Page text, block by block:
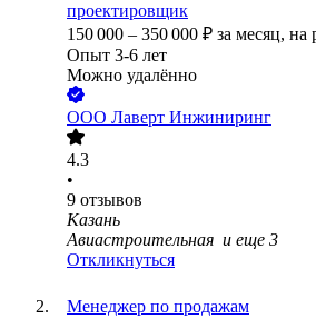
проектировщик
150 000 – 350 000 ₽ за месяц, на
Опыт 3-6 лет
Можно удалённо
ООО Лаверт Инжиниринг
4.3
•
9 отзывов
Казань
Авиастроительная и еще 3
Откликнуться
Менеджер по продажам